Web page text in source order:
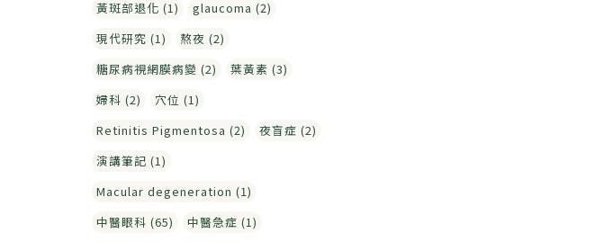
黃斑部退化 (1)
glaucoma (2)
現代研究 (1)
熬夜 (2)
糖尿病視網膜病變 (2)
葉黃素 (3)
婦科 (2)
穴位 (1)
Retinitis Pigmentosa (2)
夜盲症 (2)
演講筆記 (1)
Macular degeneration (1)
中醫眼科 (65)
中醫急症 (1)